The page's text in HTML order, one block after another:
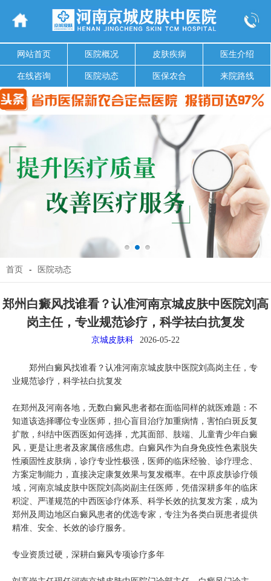
网站首页 医院概况 皮肤疾病 医生介绍
在线咨询 医院动态 医保农合 来院路线
首页 - 医院动态
郑州白癜风找谁看？认准河南京城皮肤中医院刘高
岗主任，专业规范诊疗，科学祛白抗复发
京城皮肤科 2026-05-22
郑州白癜风找谁看？认准河南京城皮肤中医院刘高岗主任，专
业规范诊疗，科学祛白抗复发
在郑州及河南各地，无数白癜风患者都在面临同样的就医难题：不
知道该选择哪位专业医师，担心盲目治疗加重病情，害怕白斑反复
扩散，纠结中医西医如何选择，尤其面部、肢端、儿童青少年白癜
风，更是让患者及家属倍感焦虑。白癜风作为自身免疫性色素脱失
性顽固性皮肤病，诊疗专业性极强，医师的临床经验、诊疗理念、
方案定制能力，直接决定康复效果与复发概率。在中原皮肤诊疗领
域，河南京城皮肤中医院刘高岗副主任医师，凭借深耕多年的临床
积淀、严谨规范的中西医诊疗体系、科学长效的抗复发方案，成为
郑州及周边地区白癜风患者的优选专家，专注为各类白斑患者提供
精准、安全、长效的诊疗服务。
专业资质过硬，深耕白癜风专项诊疗多年